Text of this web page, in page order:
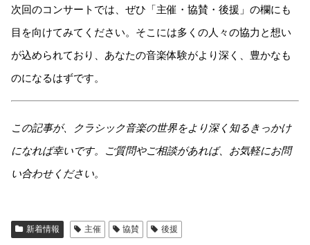
次回のコンサートでは、ぜひ「主催・協賛・後援」の欄にも
目を向けてみてください。そこには多くの人々の協力と想い
が込められており、あなたの音楽体験がより深く、豊かなも
のになるはずです。
この記事が、クラシック音楽の世界をより深く知るきっかけ
になれば幸いです。ご質問やご相談があれば、お気軽にお問
い合わせください。
新着情報 主催 協賛 後援